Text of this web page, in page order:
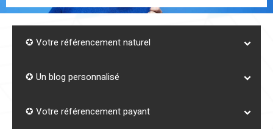
✪ Votre référencement naturel
✪ Un blog personnalisé
✪ Votre référencement payant